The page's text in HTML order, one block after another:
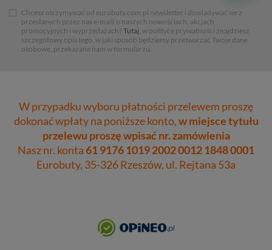
Chcesz otrzymywać od eurobuty.com.pl newsletter i dowiadywać sie z
przesłanych przez nas e-maili o naszych nowościach, akcjach
promocyjnych i wyprzedażach? Tutaj, w polityce prywatności znajdziesz
szczegółowy opis tego, w jaki sposób będziemy przetwarzać Twoje dane
osobowe, przekazane nam w formularzu.
W przypadku wyboru płatności przelewem proszę
dokonać wpłaty na poniższe konto,w miejsce tytułu
przelewu proszę wpisać nr. zamówienia
Nasz nr. konta61 9176 1019 2002 0012 1848 0001
Eurobuty, 35-326 Rzeszów, ul. Rejtana 53a